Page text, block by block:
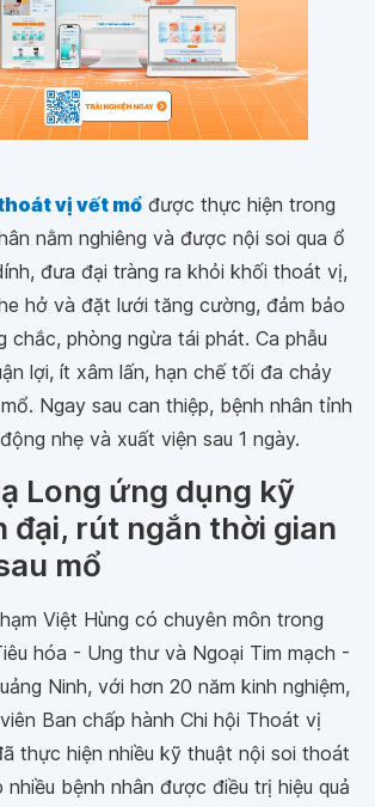
vị vết mổ được thực hiện trong
nằm nghiêng và được nội soi qua ổ
đưa đại tràng ra khỏi khối thoát vị,
hở và đặt lưới tăng cường, đảm bảo
chắc, phòng ngừa tái phát. Ca phẫu
lợi, ít xâm lấn, hạn chế tối đa chảy
Ngay sau can thiệp, bệnh nhân tỉnh
nhẹ và xuất viện sau 1 ngày.
Long ứng dụng kỹ
đại, rút ngắn thời gian
mổ
Việt Hùng có chuyên môn trong
hóa - Ung thư và Ngoại Tim mạch -
Ninh, với hơn 20 năm kinh nghiệm,
Ban chấp hành Chi hội Thoát vị
thực hiện nhiều kỹ thuật nội soi thoát
bệnh nhân được điều trị hiệu quả